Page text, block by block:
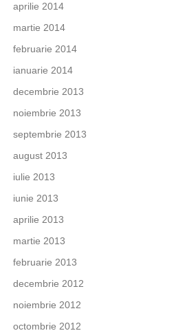
aprilie 2014
martie 2014
februarie 2014
ianuarie 2014
decembrie 2013
noiembrie 2013
septembrie 2013
august 2013
iulie 2013
iunie 2013
aprilie 2013
martie 2013
februarie 2013
decembrie 2012
noiembrie 2012
octombrie 2012